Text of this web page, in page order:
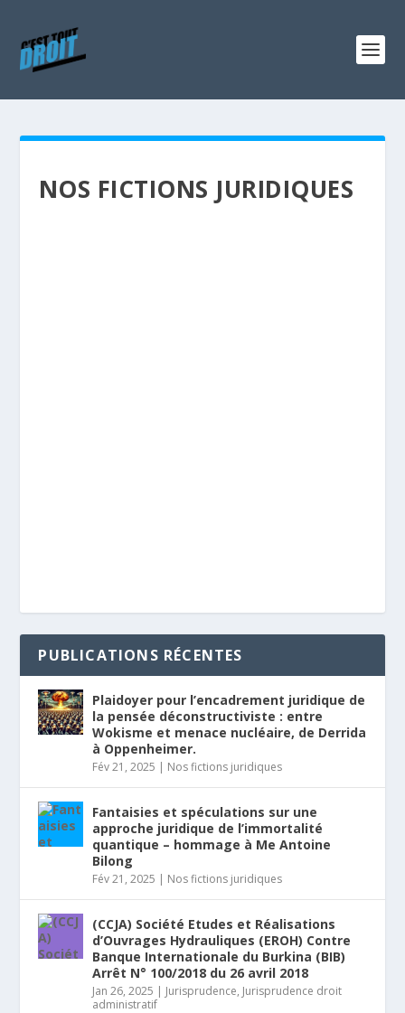
NOS FICTIONS JURIDIQUES
PUBLICATIONS RÉCENTES
Plaidoyer pour l’encadrement juridique de
la pensée déconstructiviste : entre
Wokisme et menace nucléaire, de Derrida
à Oppenheimer.
Fév 21, 2025 | Nos fictions juridiques
Fantaisies et spéculations sur une
approche juridique de l’immortalité
quantique – hommage à Me Antoine
Bilong
Fév 21, 2025 | Nos fictions juridiques
(CCJA) Société Etudes et Réalisations
d’Ouvrages Hydrauliques (EROH) Contre
Banque Internationale du Burkina (BIB)
Arrêt N° 100/2018 du 26 avril 2018
Jan 26, 2025 | Jurisprudence, Jurisprudence droit
administratif